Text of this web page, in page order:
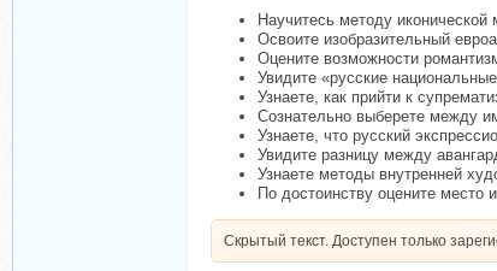
Научитесь методу иконической
Освоите изобразительный
Оцените возможности
Увидите «русские
Узнаете, как прийти к
Сознательно выберете между
Узнаете, что русский
Увидите разницу между
Узнаете методы внутренней
По достоинству оцените место
Скрытый текст. Доступен только